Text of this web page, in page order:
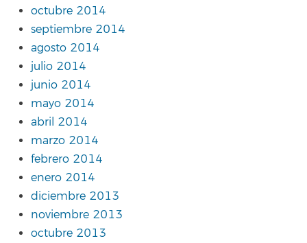
octubre 2014
septiembre 2014
agosto 2014
julio 2014
junio 2014
mayo 2014
abril 2014
marzo 2014
febrero 2014
enero 2014
diciembre 2013
noviembre 2013
octubre 2013